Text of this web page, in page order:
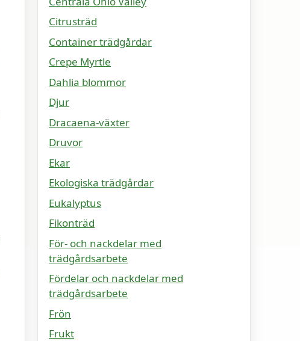
Citrusträd
Container trädgårdar
Crepe Myrtle
Dahlia blommor
Djur
Dracaena-växter
Druvor
Ekar
Ekologiska trädgårdar
Eukalyptus
Fikonträd
För- och nackdelar med
trädgårdsarbete
Fördelar och nackdelar med
trädgårdsarbete
Frön
Frukt